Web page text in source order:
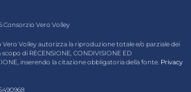
Consorzio Vero Volley
Vero Volley autorizza la riproduzione totale e/o parziale dei
di RECENSIONE, CONDIVISIONE ED
inserendo la citazione obbligatoria della fonte. Privacy